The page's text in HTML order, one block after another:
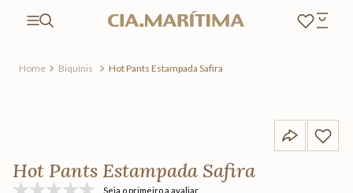
Biquínis Hot Pants Estampada Safira
Hot Pants Estampada Safira
Seja o primeiro a avaliar